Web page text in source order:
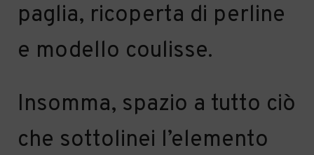
paglia, ricoperta di perline
e modello coulisse.
Insomma, spazio a tutto ciò
che sottolinei l’elemento